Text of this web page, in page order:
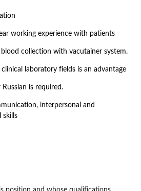
working experience with patients
blood collection with vacutainer system.
clinical laboratory fields is an advantage
is required.
interpersonal and
skills